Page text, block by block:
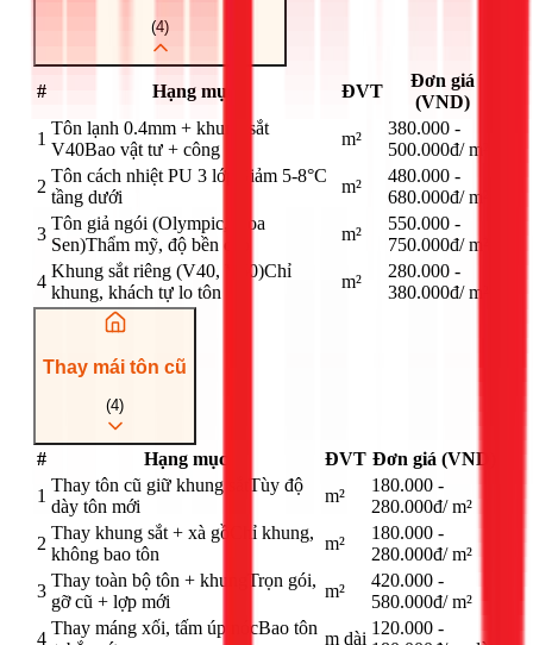
(4)
# Hạng mục ĐVT
Đơn giá
(VND)
1
Tôn lạnh 0.4mm + khung sắt
V40Bao vật tư + công
m²
380.000 -
500.000đ/m²
2
Tôn cách nhiệt PU 3 lớp
Giảm 5-8°C
tầng dưới
m²
480.000 -
680.000đ/m²
3
Tôn giả ngói (Olympic, Hoa
Sen)Thẩm mỹ, độ bền cao
m²
550.000 -
750.000đ/m²
4
Khung sắt riêng (V40, V50)Chỉ
khung, khách tự lo tôn
m²
280.000 -
380.000đ/m²
Thay mái tôn cũ
(4)
# Hạng mục ĐVT Đơn giá (VND)
1
Thay tôn cũ giữ khung sắt
Tùy độ
dày tôn mới
m²
180.000 -
280.000đ/m²
2
Thay khung sắt + xà gồ
Chỉ khung,
không bao tôn
m²
180.000 -
280.000đ/m²
3
Thay toàn bộ tôn + khung
Trọn gói,
gỡ cũ + lợp mới
m²
420.000 -
580.000đ/m²
4
Thay máng xối, tấm úp nócBao tôn
m dài
120.000 -